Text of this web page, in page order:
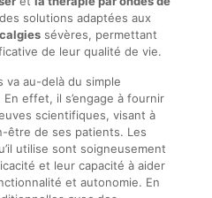
solutions adaptées aux
sévères, permettant
de leur qualité de vie.
va au-delà du simple
effet, il s’engage à fournir
scientifiques, visant à
être de ses patients. Les
utilise sont soigneusement
et leur capacité à aider
et autonomie. En